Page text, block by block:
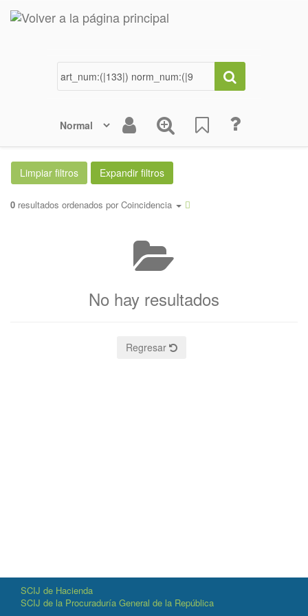
0 resultados ordenados por Coincidencia
No hay resultados
Regresar
SCIJ de Hacienda
SCIJ de la Procuraduría General de la República